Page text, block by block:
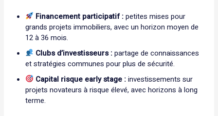
Financement participatif :petites mises pour
grands projets immobiliers, avec un horizon moyen de
12 à 36 mois.
Clubs d’investisseurs :partage de connaissances
et stratégies communes pour plus de sécurité.
Capital risque early stage :investissements sur
projets novateurs à risque élevé, avec horizons à long
terme.